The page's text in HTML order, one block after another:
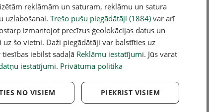
saturu.
reklāmām un saturam, reklāmu un satura
uzlabošanai. Trešo pušu piegādātāji (1884) var arī
izmantojot precīzus ģeolokācijas datus un
šo vietni. Daži piegādātāji var balstīties uz
iebilst sadaļā Reklāmu iestatījumi. Jūs varat
iestatījumi. Privātuma politika
PIEKRIST VISIEM
NO VISIEM